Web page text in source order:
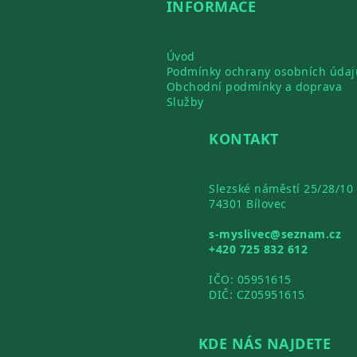
INFORMACE
Úvod
Podmínky ochrany osobních
Obchodní podmínky a doprava
Služby
KONTAKT
Slezské náměstí 25/28/10
74301 Bílovec
s-myslivec@seznam.cz
+420 725 832 612
IČO: 05951615
DIČ: CZ05951615
KDE NÁS NAJDETE